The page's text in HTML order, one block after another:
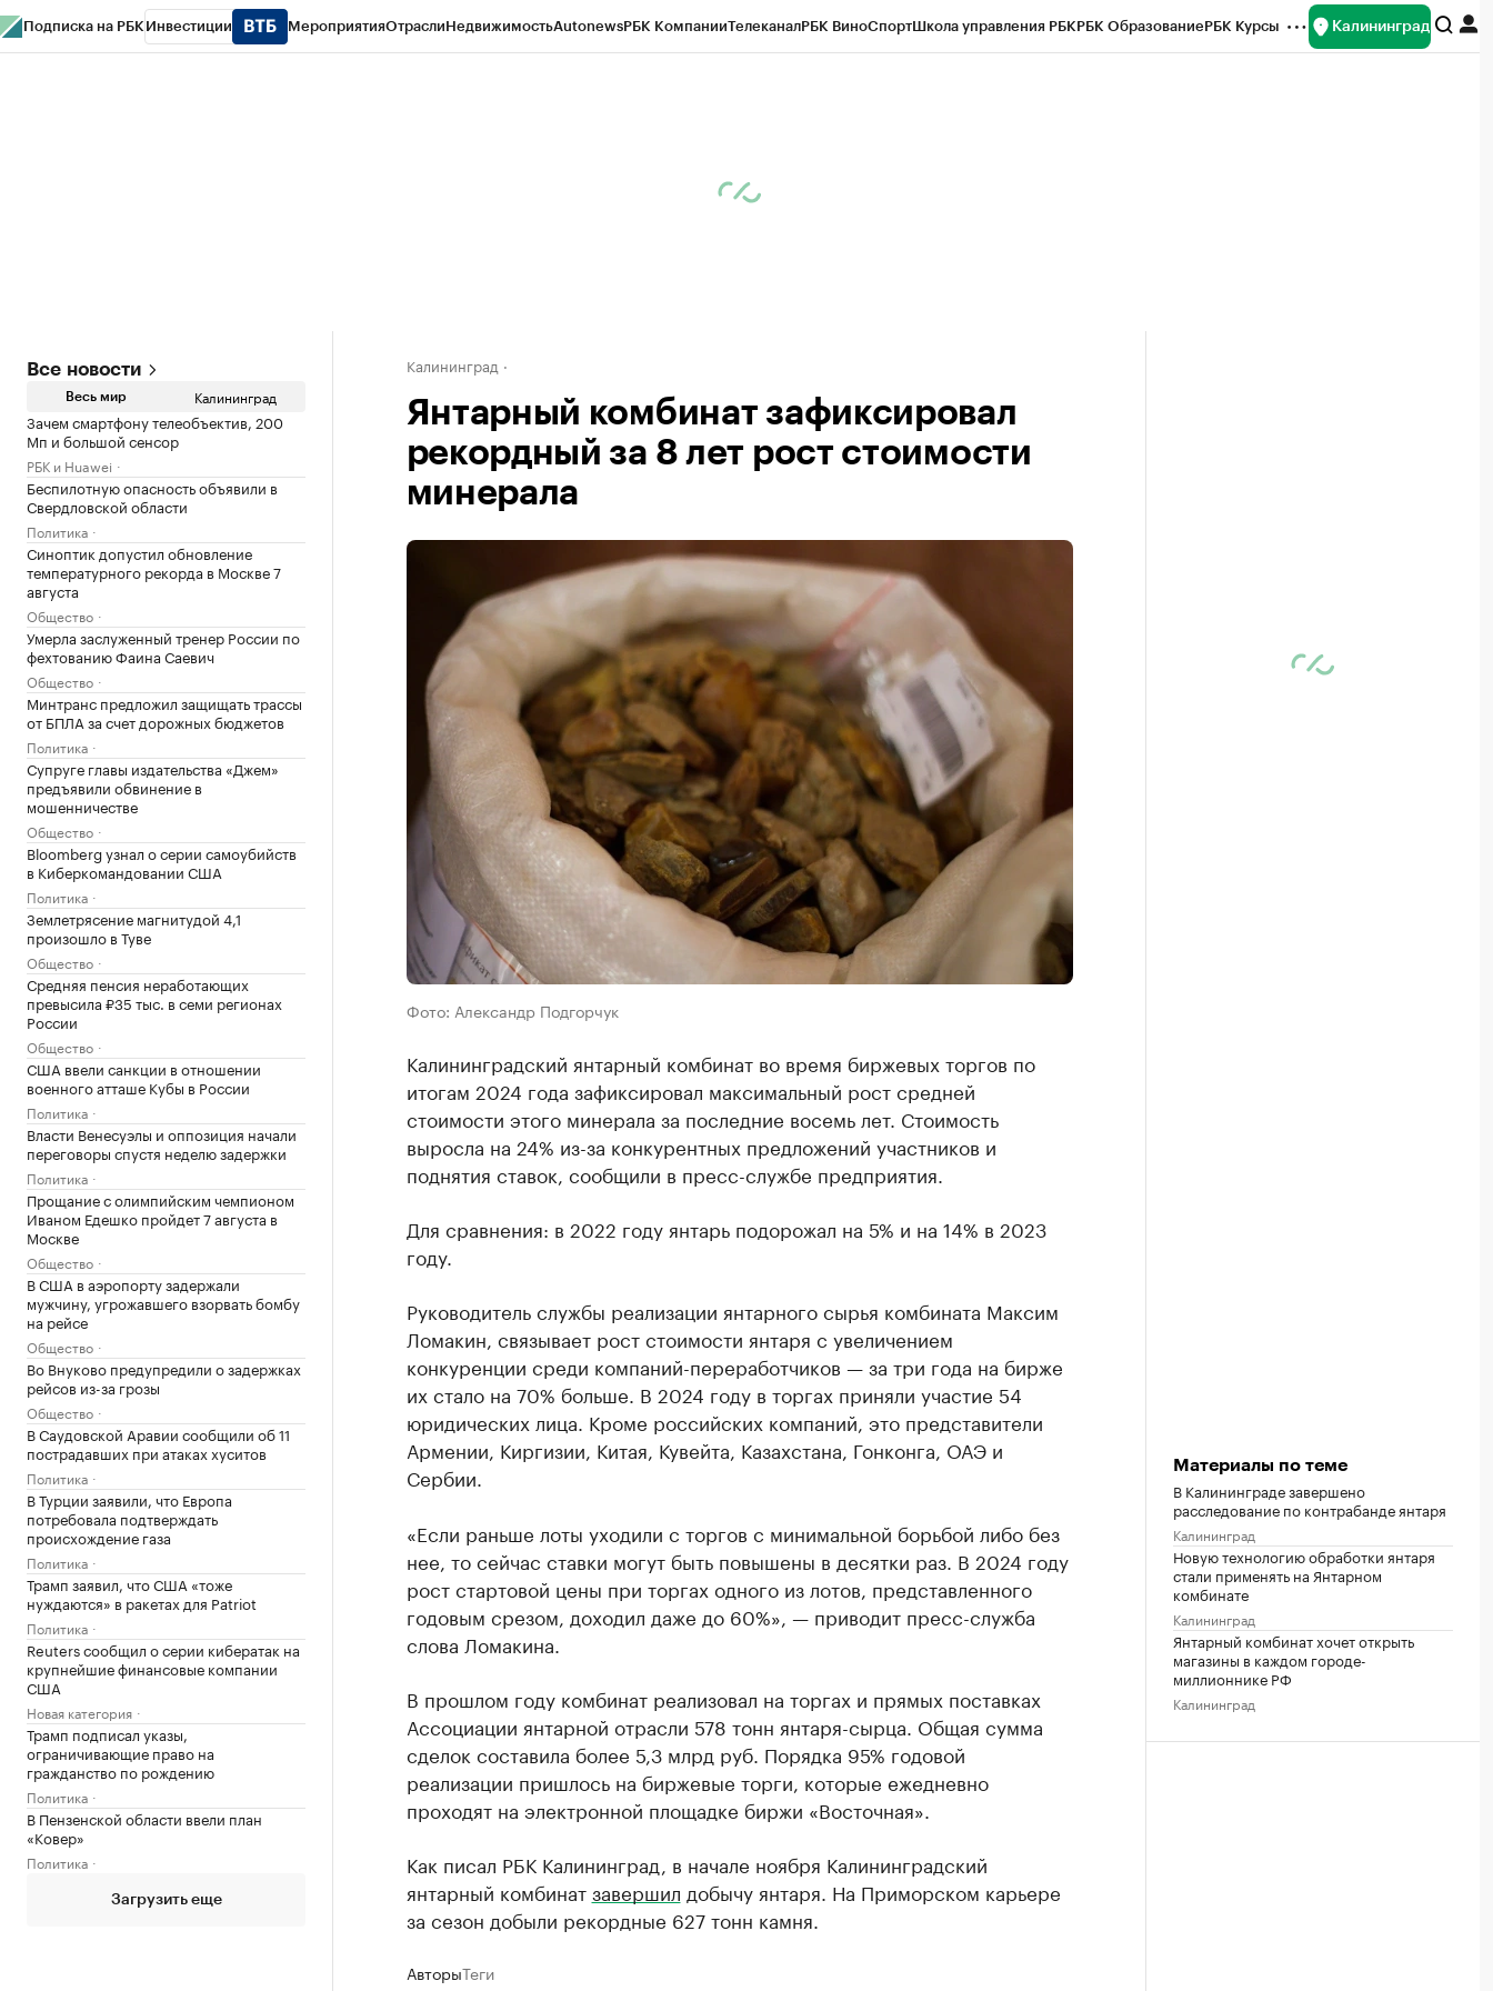
Подписка на РБК Инвестиции МероприятияОтраслиНедвижимостьAutonewsРБК КомпанииТелеканалРБК ВиноСпортШкола управления РБКРБК ОбразованиеРБК Курсы Калининград
Все новости
Весь мир Калининград
Зачем смартфону телеобъектив, 200
Мп и большой сенсор
РБК и Huawei
Беспилотную опасность объявили в
Свердловской области
Политика
Синоптик допустил обновление
температурного рекорда в Москве 7
августа
Общество
Умерла заслуженный тренер России по
фехтованию Фаина Саевич
Общество
Минтранс предложил защищать трассы
от БПЛА за счет дорожных бюджетов
Политика
Супруге главы издательства «Джем»
предъявили обвинение в
мошенничестве
Общество
Bloomberg узнал о серии самоубийств
в Киберкомандовании США
Политика
Землетрясение магнитудой 4,1
произошло в Туве
Общество
Средняя пенсия неработающих
превысила ₽35 тыс. в семи регионах
России
Общество
США ввели санкции в отношении
военного атташе Кубы в России
Политика
Власти Венесуэлы и оппозиция начали
переговоры спустя неделю задержки
Политика
Прощание с олимпийским чемпионом
Иваном Едешко пройдет 7 августа в
Москве
Общество
В США в аэропорту задержали
мужчину, угрожавшего взорвать бомбу
на рейсе
Общество
Во Внуково предупредили о задержках
рейсов из-за грозы
Общество
В Саудовской Аравии сообщили об 11
пострадавших при атаках хуситов
Политика
В Турции заявили, что Европа
потребовала подтверждать
происхождение газа
Политика
Трамп заявил, что США «тоже
нуждаются» в ракетах для Patriot
Политика
Reuters сообщил о серии кибератак на
крупнейшие финансовые компании
США
Новая категория
Трамп подписал указы,
ограничивающие право на
гражданство по рождению
Политика
В Пензенской области ввели план
«Ковер»
Политика
Загрузить еще
Калининград
Янтарный комбинат зафиксировал
рекордный за 8 лет рост стоимости
минерала
Фото: Александр Подгорчук
Калининградский янтарный комбинат во время биржевых торгов по
итогам 2024 года зафиксировал максимальный рост средней
стоимости этого минерала за последние восемь лет. Стоимость
выросла на 24% из-за конкурентных предложений участников и
поднятия ставок, сообщили в пресс-службе предприятия.
Для сравнения: в 2022 году янтарь подорожал на 5% и на 14% в 2023
году.
Руководитель службы реализации янтарного сырья комбината Максим
Ломакин, связывает рост стоимости янтаря с увеличением
конкуренции среди компаний-переработчиков — за три года на бирже
их стало на 70% больше. В 2024 году в торгах приняли участие 54
юридических лица. Кроме российских компаний, это представители
Армении, Киргизии, Китая, Кувейта, Казахстана, Гонконга, ОАЭ и
Сербии.
«Если раньше лоты уходили с торгов с минимальной борьбой либо без
нее, то сейчас ставки могут быть повышены в десятки раз. В 2024 году
рост стартовой цены при торгах одного из лотов, представленного
годовым срезом, доходил даже до 60%», — приводит пресс-служба
слова Ломакина.
В прошлом году комбинат реализовал на торгах и прямых поставках
Ассоциации янтарной отрасли 578 тонн янтаря-сырца. Общая сумма
сделок составила более 5,3 млрд руб. Порядка 95% годовой
реализации пришлось на биржевые торги, которые ежедневно
проходят на электронной площадке биржи «Восточная».
Как писал РБК Калининград, в начале ноября Калининградский
янтарный комбинатзавершил добычу янтаря. На Приморском карьере
за сезон добыли рекордные 627 тонн камня.
АвторыТеги
Материалы по теме
В Калининграде завершено
расследование по контрабанде янтаря
Калининград
Новую технологию обработки янтаря
стали применять на Янтарном
комбинате
Калининград
Янтарный комбинат хочет открыть
магазины в каждом городе-
миллионнике РФ
Калининград